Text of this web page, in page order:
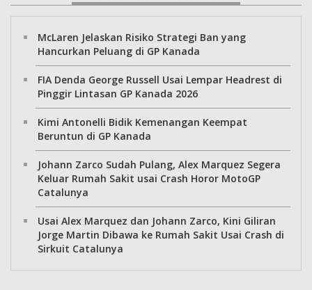
McLaren Jelaskan Risiko Strategi Ban yang
Hancurkan Peluang di GP Kanada
FIA Denda George Russell Usai Lempar Headrest di
Pinggir Lintasan GP Kanada 2026
Kimi Antonelli Bidik Kemenangan Keempat
Beruntun di GP Kanada
Johann Zarco Sudah Pulang, Alex Marquez Segera
Keluar Rumah Sakit usai Crash Horor MotoGP
Catalunya
Usai Alex Marquez dan Johann Zarco, Kini Giliran
Jorge Martin Dibawa ke Rumah Sakit Usai Crash di
Sirkuit Catalunya